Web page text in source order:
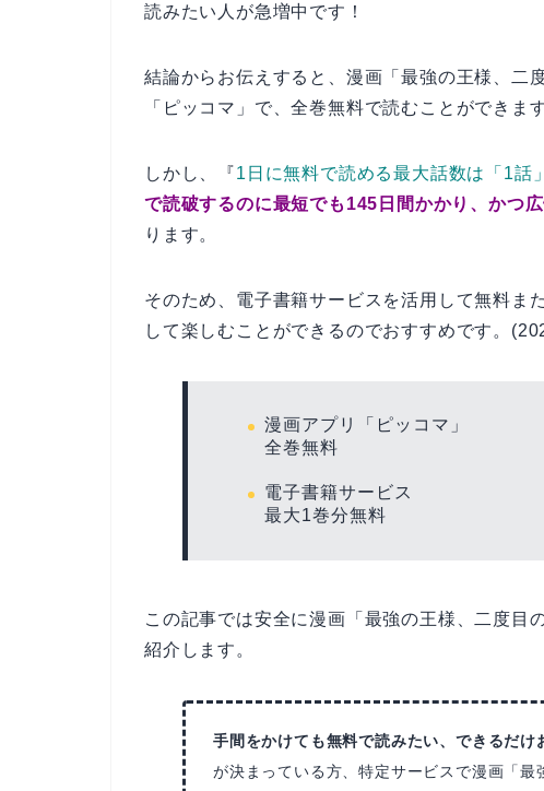
読みたい人が急増中です！
結論からお伝えすると、漫画「最強の王様、二
「ピッコマ」で、全巻無料で読むことができます
しかし、『1日に無料で読める最大話数は「1話」
で読破するのに最短でも145日間かかり、かつ
ります。
そのため、電子書籍サービスを活用して無料ま
して楽しむことができるのでおすすめです。
漫画アプリ「ピッコマ」
全巻無料
電子書籍サービス
最大1巻分無料
この記事では安全に漫画「最強の王様、二度目
紹介します。
手間をかけても無料で読みたい、できるだけ
が決まっている方、特定サービスで漫画「最